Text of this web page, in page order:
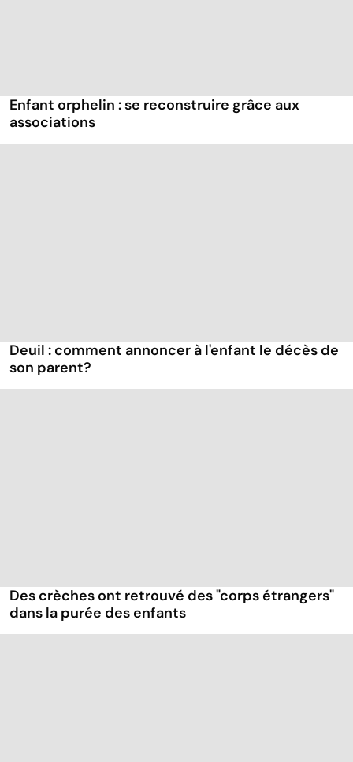
Enfant orphelin : se reconstruire grâce aux
associations
Deuil : comment annoncer à l'enfant le décès de
son parent?
Des crèches ont retrouvé des "corps étrangers"
dans la purée des enfants